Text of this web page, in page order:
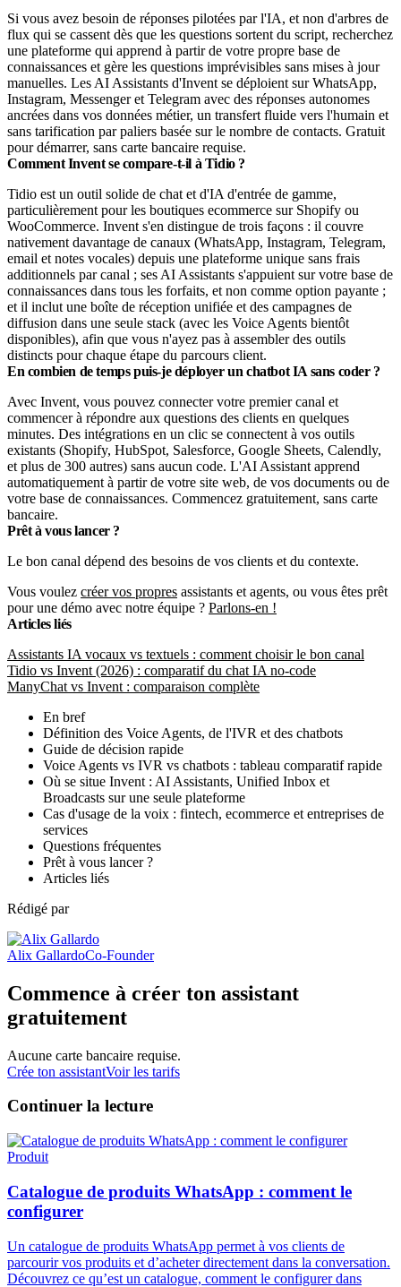
Si vous avez besoin de réponses pilotées par l'IA, et non d'arbres de
flux qui se cassent dès que les questions sortent du script, recherchez
une plateforme qui apprend à partir de votre propre base de
connaissances et gère les questions imprévisibles sans mises à jour
manuelles. Les AI Assistants d'Invent se déploient sur WhatsApp,
Instagram, Messenger et Telegram avec des réponses autonomes
ancrées dans vos données métier, un transfert fluide vers l'humain et
sans tarification par paliers basée sur le nombre de contacts. Gratuit
pour démarrer, sans carte bancaire requise.
Comment Invent se compare-t-il à Tidio ?
Tidio est un outil solide de chat et d'IA d'entrée de gamme,
particulièrement pour les boutiques ecommerce sur Shopify ou
WooCommerce. Invent s'en distingue de trois façons : il couvre
nativement davantage de canaux (WhatsApp, Instagram, Telegram,
email et notes vocales) depuis une plateforme unique sans frais
additionnels par canal ; ses AI Assistants s'appuient sur votre base de
connaissances dans tous les forfaits, et non comme option payante ;
et il inclut une boîte de réception unifiée et des campagnes de
diffusion dans une seule stack (avec les Voice Agents bientôt
disponibles), afin que vous n'ayez pas à assembler des outils
distincts pour chaque étape du parcours client.
En combien de temps puis-je déployer un chatbot IA sans coder ?
Avec Invent, vous pouvez connecter votre premier canal et
commencer à répondre aux questions des clients en quelques
minutes. Des intégrations en un clic se connectent à vos outils
existants (Shopify, HubSpot, Salesforce, Google Sheets, Calendly,
et plus de 300 autres) sans aucun code. L'AI Assistant apprend
automatiquement à partir de votre site web, de vos documents ou de
votre base de connaissances. Commencez gratuitement, sans carte
bancaire.
Prêt à vous lancer ?
Le bon canal dépend des besoins de vos clients et du contexte.
Vous voulez créer vos propres assistants et agents, ou vous êtes prêt
pour une démo avec notre équipe ? Parlons-en !
Articles liés
Assistants IA vocaux vs textuels : comment choisir le bon canal
Tidio vs Invent (2026) : comparatif du chat IA no-code
ManyChat vs Invent : comparaison complète
En bref
Définition des Voice Agents, de l'IVR et des chatbots
Guide de décision rapide
Voice Agents vs IVR vs chatbots : tableau comparatif rapide
Où se situe Invent : AI Assistants, Unified Inbox et
Broadcasts sur une seule plateforme
Cas d'usage de la voix : fintech, ecommerce et entreprises de
services
Questions fréquentes
Prêt à vous lancer ?
Articles liés
Rédigé par
Alix GallardoCo-Founder
Commence à créer ton assistant
gratuitement
Aucune carte bancaire requise.
Crée ton assistantVoir les tarifs
Continuer la lecture
Produit
Catalogue de produits WhatsApp : comment le
configurer
Un catalogue de produits WhatsApp permet à vos clients de
parcourir vos produits et d’acheter directement dans la conversation.
Découvrez ce qu’est un catalogue, comment le configurer dans